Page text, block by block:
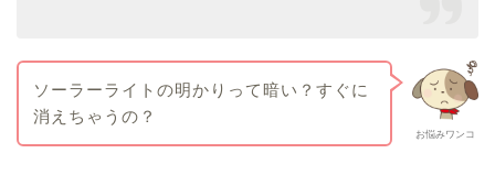
お悩みワンコ
ソーラーライトの明かりって暗い？すぐに
消えちゃうの？